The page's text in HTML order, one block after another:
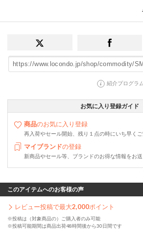
紹介プログラ
お気に入り登録ガイド
商品のお気に入り登録
再入荷やセール開始、残り１点の時にいち早く
マイブランドの登録
新商品やセール等、ブランドのお得な情報をお
このアイテムへのお客様の声
レビュー投稿で最大2,000ポイント
※投稿は（対象商品の）ご購入者のみ可能
※投稿可能期間は商品出荷48時間後から30日間です